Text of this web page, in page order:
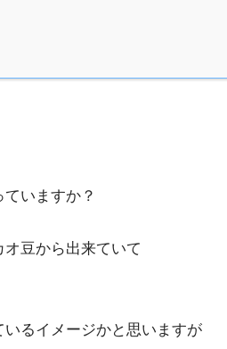
いますか？
豆から出来ていて
るイメージかと思いますが